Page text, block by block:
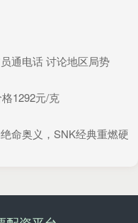
通电话 讨论地区局势
1292元/克
命奥义，SNK经典重燃硬